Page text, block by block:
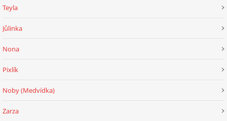
Teyla
Jůlinka
Nona
Pixlík
Noby (Medvídka)
Zarza